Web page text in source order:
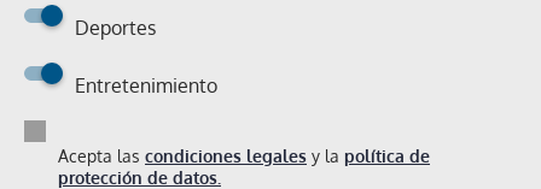
Deportes
Entretenimiento
Acepta las condiciones legales y la política de
protección de datos.